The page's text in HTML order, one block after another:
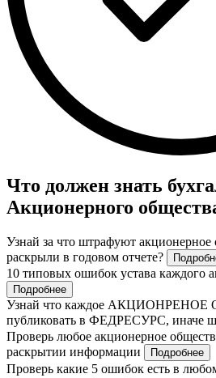
Что должен знать
Акционерного
Узнай за что штрафуют
раскрыли в годовом отчете?
10 типовых ошибок устава каждого
Подробнее
Узнай что каждое АКЦИОНРЕНОЕ
публиковать в ФЕДРЕСУРС, иначе
Проверь любое акционерное
раскрытии информации
Подробнее
Проверь какие 5 ошибок есть в